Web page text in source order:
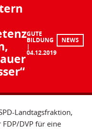
GUTE
BILDUNG
04.12.2019
NEWS
Landtagsfraktion,
DVP für eine